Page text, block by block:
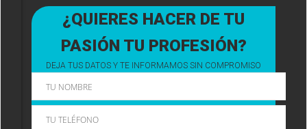
¿QUIERES HACER DE TU
PASIÓN TU PROFESIÓN?
DEJA TUS DATOS Y TE INFORMAMOS SIN COMPROMISO